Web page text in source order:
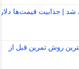
شد | جذابیت قیمت‌ها دلار
روش تمرین قبل از